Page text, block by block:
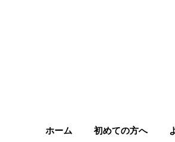
ホーム 初めての方へ